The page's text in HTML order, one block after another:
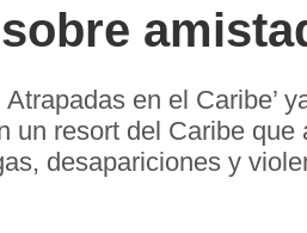
Atrapadas en el Caribe’
un resort del Caribe
desapariciones y